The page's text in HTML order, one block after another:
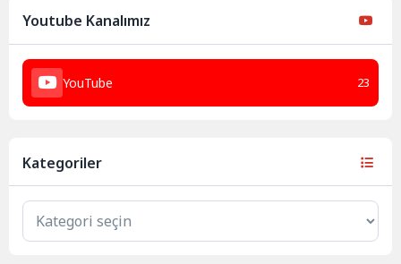
Youtube Kanalımız
YouTube 23
Kategoriler